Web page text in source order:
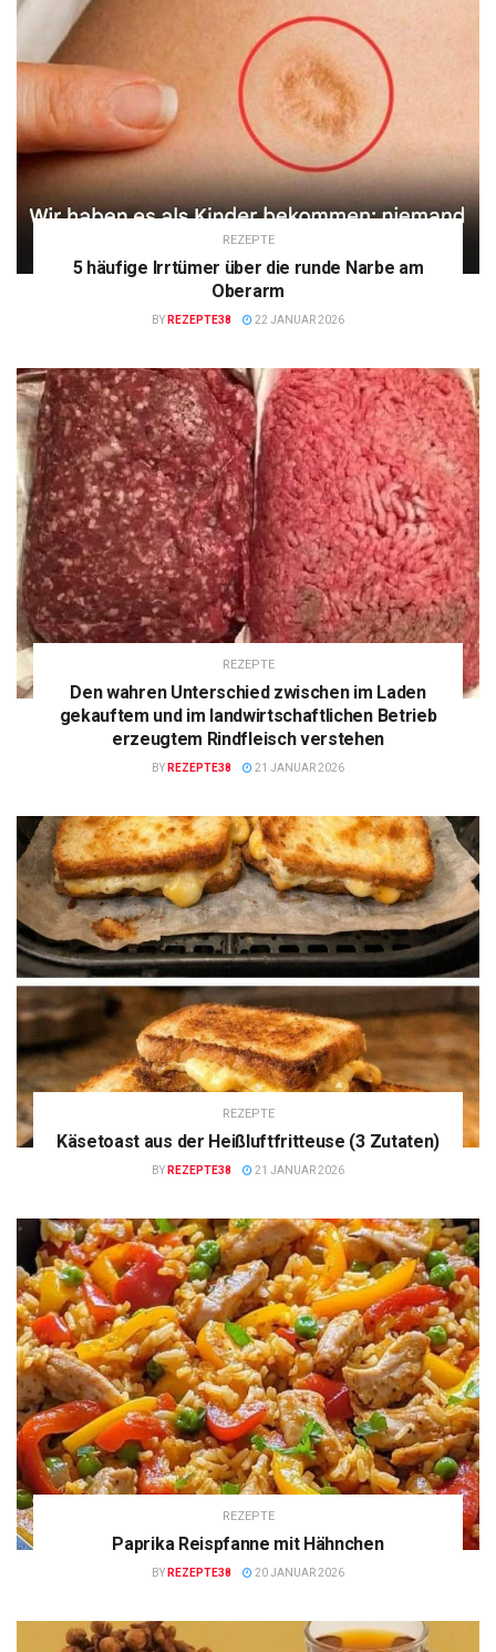
REZEPTE
5 häufige Irrtümer über die runde Narbe am
Oberarm
BY REZEPTE38 22 JANUAR 2026
REZEPTE
Den wahren Unterschied zwischen im Laden
gekauftem und im landwirtschaftlichen Betrieb
erzeugtem Rindfleisch verstehen
BY REZEPTE38 21 JANUAR 2026
REZEPTE
Käsetoast aus der Heißluftfritteuse (3 Zutaten)
BY REZEPTE38 21 JANUAR 2026
REZEPTE
Paprika Reispfanne mit Hähnchen
BY REZEPTE38 20 JANUAR 2026